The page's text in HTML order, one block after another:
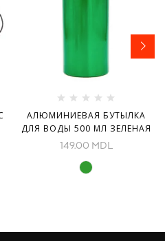
АЛЮМИНИЕВАЯ БУТЫЛКА
ДЛЯ ВОДЫ 500 МЛ ЗЕЛЕНАЯ
149.00 MDL